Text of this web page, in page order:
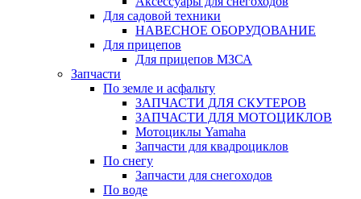
Для садовой техники
НАВЕСНОЕ ОБОРУДОВАНИЕ
Для прицепов
Для прицепов МЗСА
Запчасти
По земле и асфальту
ЗАПЧАСТИ ДЛЯ СКУТЕРОВ
ЗАПЧАСТИ ДЛЯ МОТОЦИКЛОВ
Мотоциклы Yamaha
Запчасти для квадроциклов
По снегу
Запчасти для снегоходов
По воде